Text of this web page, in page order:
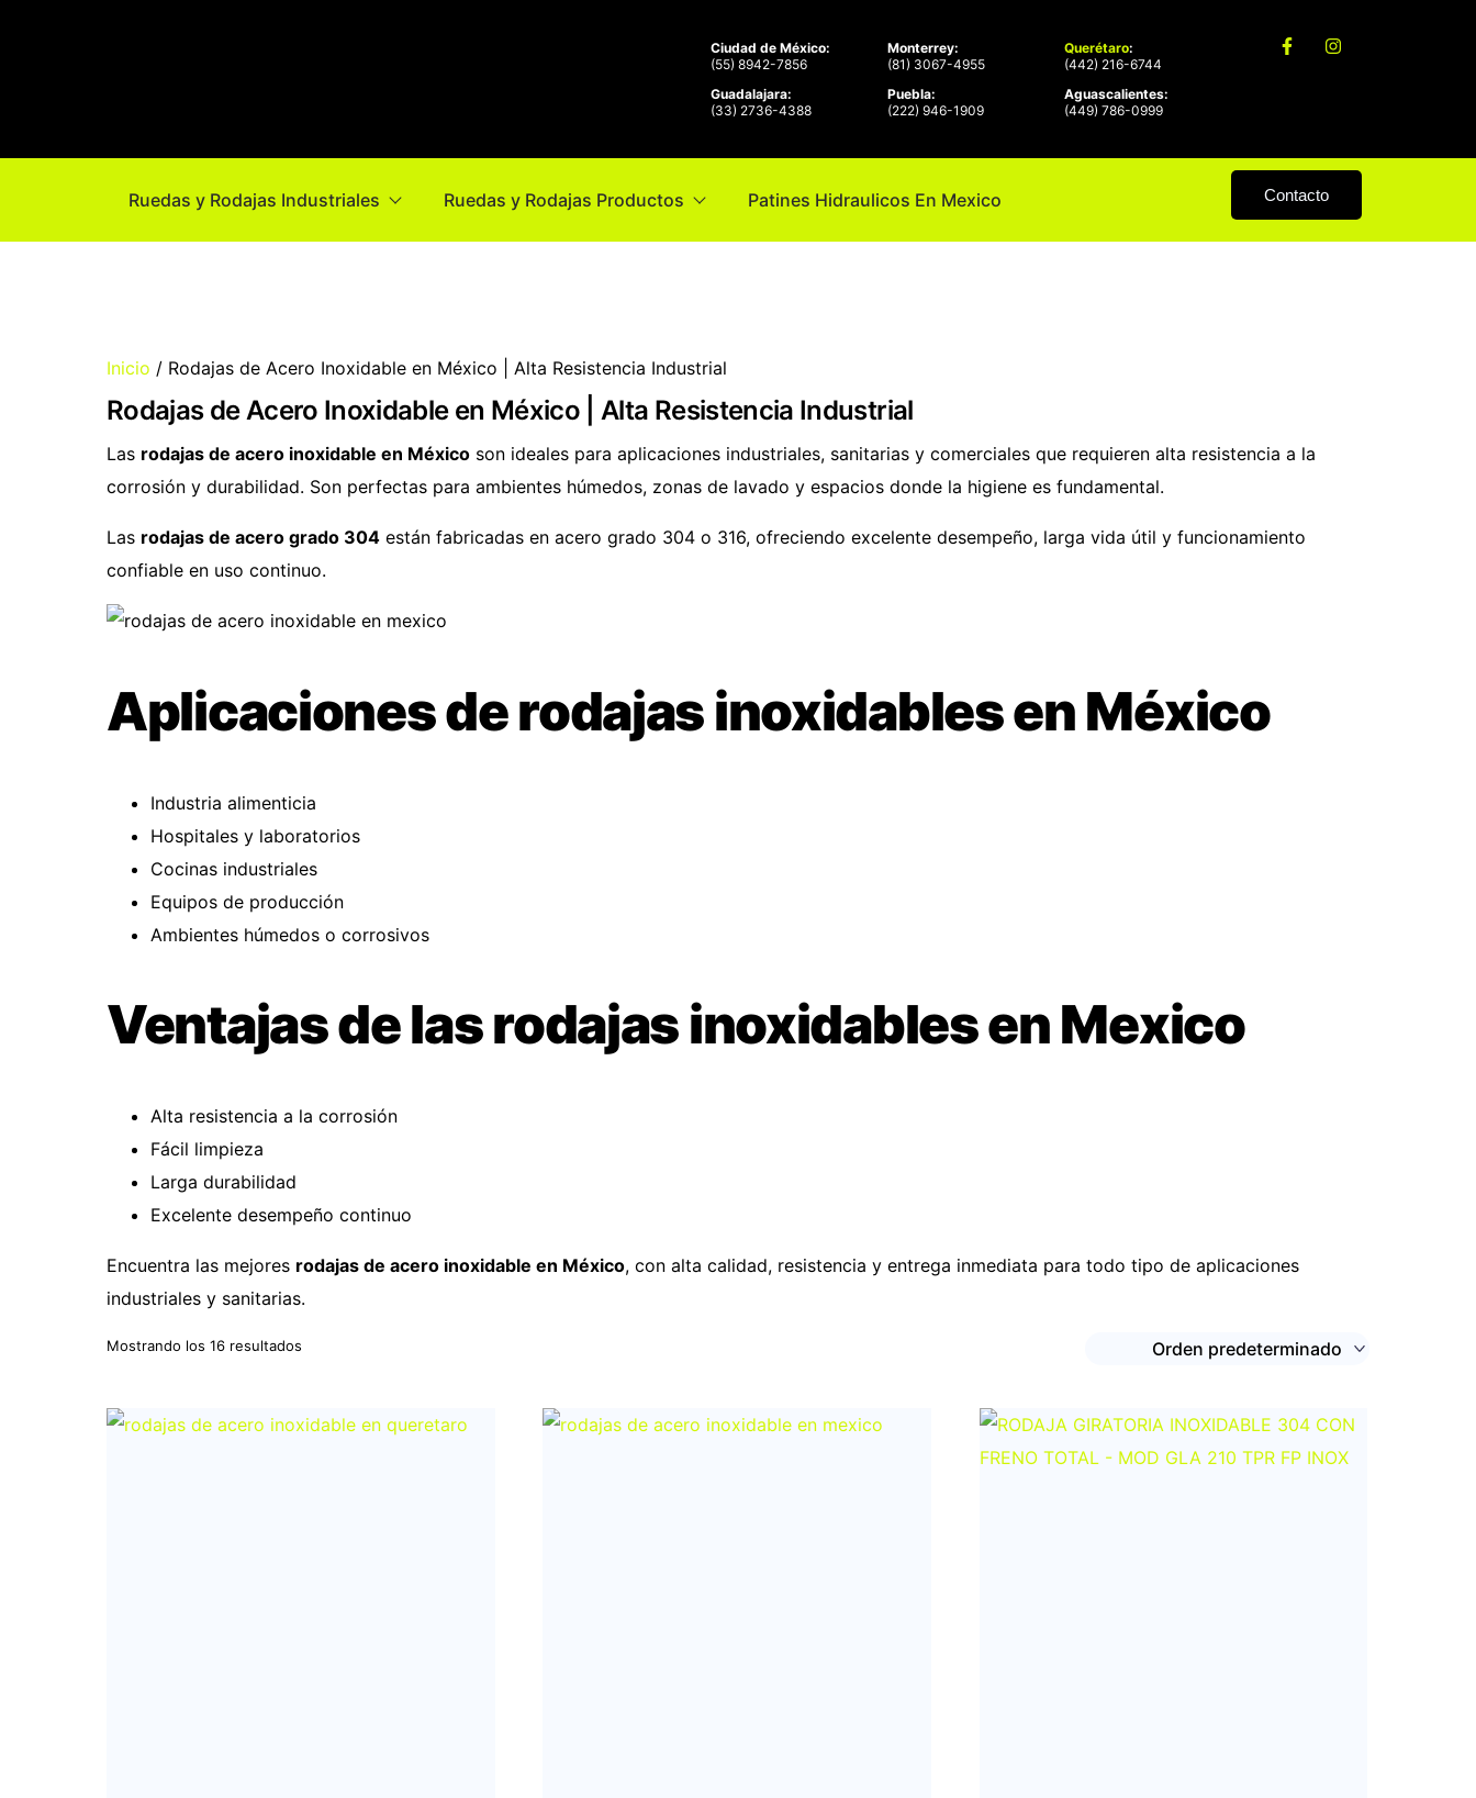
Ciudad de México:
(55) 8942-7856
Guadalajara:
(33) 2736-4388
Monterrey:
(81) 3067-4955
Puebla:
(222) 946-1909
Querétaro:
(442) 216-6744
Aguascalientes:
(449) 786-0999
Ruedas y Rodajas Industriales Ruedas y Rodajas Productos Patines Hidraulicos En Mexico Contacto
Inicio / Rodajas de Acero Inoxidable en México | Alta Resistencia Industrial
Rodajas de Acero Inoxidable en México | Alta Resistencia Industrial
Las rodajas de acero inoxidable en México son ideales para aplicaciones industriales, sanitarias y comerciales que requieren alta resistencia a la
corrosión y durabilidad. Son perfectas para ambientes húmedos, zonas de lavado y espacios donde la higiene es fundamental.
Las rodajas de acero grado 304 están fabricadas en acero grado 304 o 316, ofreciendo excelente desempeño, larga vida útil y funcionamiento
confiable en uso continuo.
Aplicaciones de rodajas inoxidables en México
Industria alimenticia
Hospitales y laboratorios
Cocinas industriales
Equipos de producción
Ambientes húmedos o corrosivos
Ventajas de las rodajas inoxidables en Mexico
Alta resistencia a la corrosión
Fácil limpieza
Larga durabilidad
Excelente desempeño continuo
Encuentra las mejores rodajas de acero inoxidable en México, con alta calidad, resistencia y entrega inmediata para todo tipo de aplicaciones
industriales y sanitarias.
Mostrando los 16 resultados